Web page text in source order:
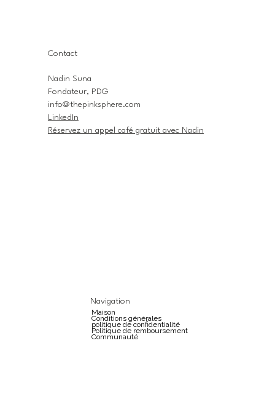
Contact
Nadin Suna
Fondateur, PDG
info@thepinksphere.com
LinkedIn
Réservez un appel café gratuit avec Nadin
Navigation
Maison
Conditions générales
politique de confidentialité
Politique de remboursement
Communauté